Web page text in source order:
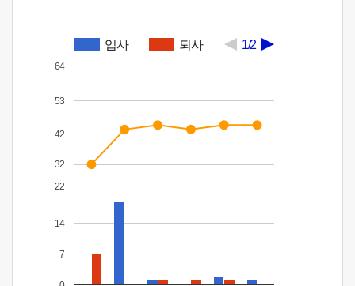
입사 퇴사 1/2
7
14
22
32
42
53
64